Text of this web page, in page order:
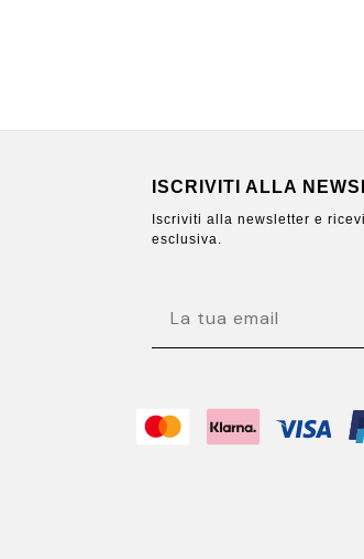
ISCRIVITI ALLA
Iscriviti alla newsletter e
esclusiva.